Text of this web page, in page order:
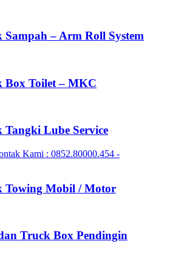
– Arm Roll System
Toilet – MKC
Lube Service
Towing Mobil / Motor
Truck Box Pendingin